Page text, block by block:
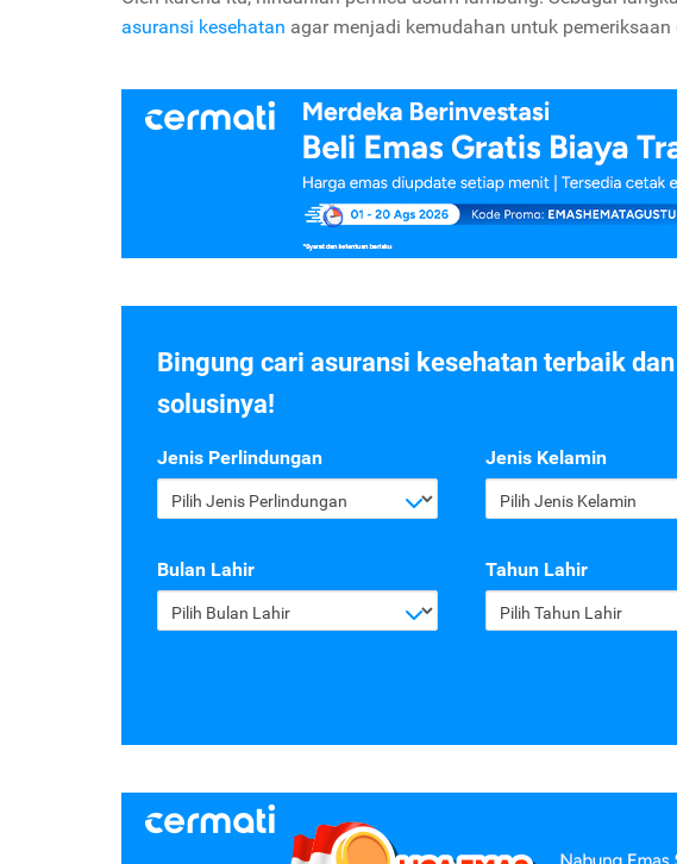
asuransi kesehatan agar menjadi kemudahan untuk
Bingung cari asuransi kesehatan terbaik
solusinya!
Jenis Perlindungan
Pilih Jenis Perlindungan
Jenis Kelamin
Pilih Jenis Kelamin
Bulan Lahir
Pilih Bulan Lahir
Tahun Lahir
Pilih Tahun Lahir